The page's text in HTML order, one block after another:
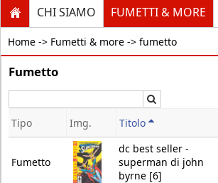
CHI SIAMO FUMETTI & MORE
Home -> Fumetti & more -> fumetto
Fumetto
Tipo Img. Titolo
Fumetto
dc best seller -
superman di john
byrne [6]